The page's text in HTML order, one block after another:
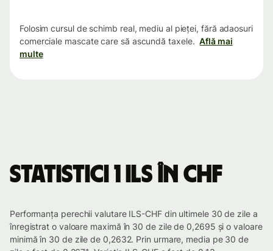
Folosim cursul de schimb real, mediu al pieței, fără adaosuri
comerciale mascate care să ascundă taxele. Află mai
multe
Statistici 1 ILS în CHF
Performanța perechii valutare ILS-CHF din ultimele 30 de zile a
înregistrat o valoare maximă în 30 de zile de 0,2695 și o valoare
minimă în 30 de zile de 0,2632. Prin urmare, media pe 30 de